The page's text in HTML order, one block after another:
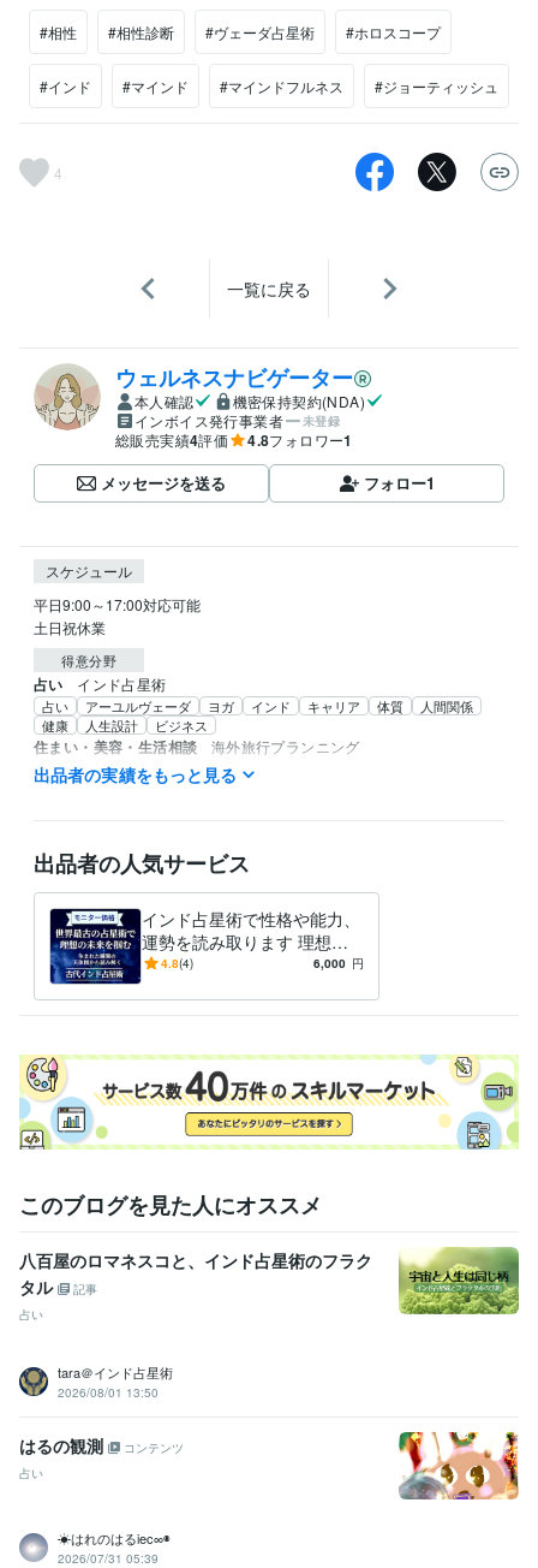
#相性 #相性診断 #ヴェーダ占星術 #ホロスコープ
#インド #マインド #マインドフルネス #ジョーティッシュ
4
一覧に戻る
ウェルネスナビゲーター
本人確認
機密保持契約(NDA)
インボイス発行事業者
未登録
総販売実績4評価 4.8フォロワー1
メッセージを送る フォロー1
スケジュール
平日9:00～17:00対応可能
土日祝休業
得意分野
占い インド占星術
占い アーユルヴェーダ ヨガ インド キャリア 体質
人間関係
健康
人生設計 ビジネス
住まい・美容・生活相談 海外旅行プランニング
旅行 お出掛けの相談 アーユルヴェーダ
語学力
英語 ビジネスレベル
スペイン語 日常会話レベル
出品者の実績をもっと見る
出品者の人気サービス
インド占星術で性格や能力、
運勢を読み取ります 理想の
未来を掴むための行動・決断
4.8(4) 6,000 円
このブログを見た人にオススメ
八百屋のロマネスコと、インド占星術のフラク
タル
記事
占い
tara＠インド占星術
2026/08/01 13:50
はるの観測
コンテンツ
占い
☀はれのはるiec∞◉
2026/07/31 05:39